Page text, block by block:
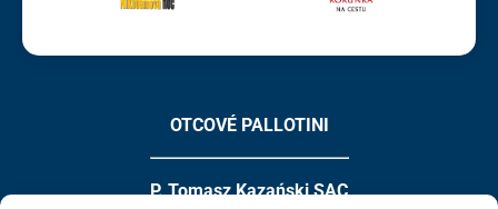
OTCOVÉ PALLOTINI
P. Tomasz Kazański SAC